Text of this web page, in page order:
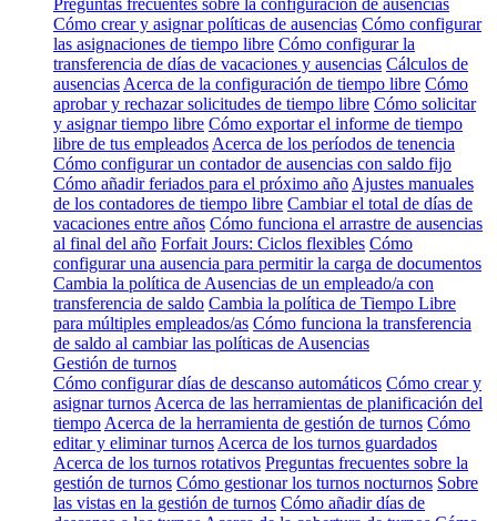
Cómo crear y asignar políticas de ausencias Cómo configurar
las asignaciones de tiempo libre Cómo configurar la
transferencia de días de vacaciones y ausencias Cálculos de
ausencias Acerca de la configuración de tiempo libre Cómo
aprobar y rechazar solicitudes de tiempo libre Cómo solicitar
y asignar tiempo libre Cómo exportar el informe de tiempo
libre de tus empleados Acerca de los períodos de tenencia
Cómo configurar un contador de ausencias con saldo fijo
Cómo añadir feriados para el próximo año Ajustes manuales
de los contadores de tiempo libre Cambiar el total de días de
vacaciones entre años Cómo funciona el arrastre de ausencias
al final del año Forfait Jours: Ciclos flexibles Cómo
configurar una ausencia para permitir la carga de documentos
Cambia la política de Ausencias de un empleado/a con
transferencia de saldo Cambia la política de Tiempo Libre
para múltiples empleados/as Cómo funciona la transferencia
de saldo al cambiar las políticas de Ausencias
Gestión de turnos
Cómo configurar días de descanso automáticos Cómo crear y
asignar turnos Acerca de las herramientas de planificación del
tiempo Acerca de la herramienta de gestión de turnos Cómo
editar y eliminar turnos Acerca de los turnos guardados
Acerca de los turnos rotativos Preguntas frecuentes sobre la
gestión de turnos Cómo gestionar los turnos nocturnos Sobre
las vistas en la gestión de turnos Cómo añadir días de